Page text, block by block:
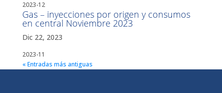
2023-12
Gas – inyecciones por origen y consumos
en central Noviembre 2023
Dic 22, 2023
2023-11
« Entradas más antiguas